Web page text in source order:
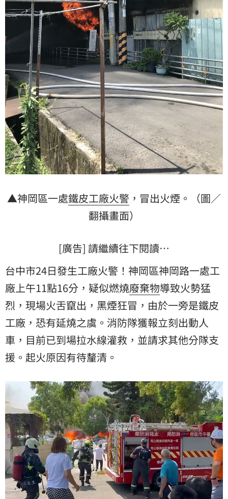
▲神岡區一處鐵皮工廠火警 ，冒出火煙。（圖／
翻攝畫面）
[廣告] 請繼續往下閱讀…
台中市24日發生工廠火警！神岡區神岡路一處工
廠上午11點16分，疑似燃燒廢棄物導致火勢猛
烈，現場火舌竄出，黑煙狂冒，由於一旁是鐵皮
工廠，恐有延燒之虞。消防隊獲報立刻出動人
車，目前已到場拉水線灌救，並請求其他分隊支
援。起火原因有待釐清。